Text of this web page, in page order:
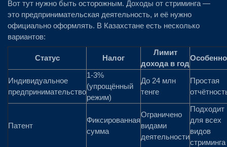
Вот тут нужно быть осторожным. Доходы от стриминга —
это предпринимательская деятельность, и её нужно
официально оформлять. В Казахстане есть несколько
вариантов:
Статус Налог
Лимит
дохода в год
Индивидуальное
предпринимательство
1-3%
(упрощённый
режим)
До 24 млн
тенге
Простая
Патент
Фиксированная
сумма
Ограничено
видами
деятельности
Подходит
для всех
видов
стриминга